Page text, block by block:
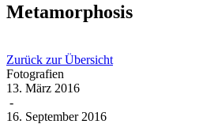
Metamorphosis
Zurück zur Übersicht
Fotografien
13. März 2016
-
16. September 2016